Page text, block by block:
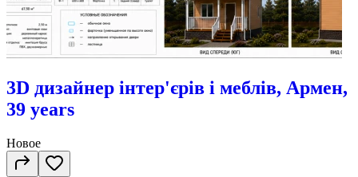
3D дизайнер інтер'єрів і меблів, Армен,
39 years
Новое